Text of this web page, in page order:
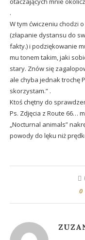
.
W tym ćwiczeniu chodzi
(złapanie dystansu do
fakty.) i podziękowanie
mu tonem takim, jaki
stary. Znów się
ale chyba jednak trochę
skorzystam.” .
Ktoś chętny do
Ps. Zdjęcia z Route 66…
„Nocturnal animals”
powody do lęku niż
0